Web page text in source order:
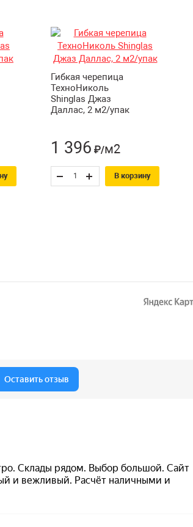
Гибкая черепица
ТехноНиколь
Shinglas Джаз
Даллас, 2 м2/упак
1 396 ₽/м2
В корзину